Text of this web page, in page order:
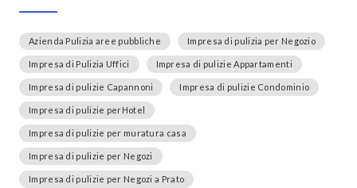
Azienda Pulizia aree pubbliche Impresa di pulizia per Negozio
Impresa di Pulizia Uffici Impresa di pulizie Appartamenti
Impresa di pulizie Capannoni Impresa di pulizie Condominio
Impresa di pulizie perHotel
Impresa di pulizie per muratura casa
Impresa di pulizie per Negozi
Impresa di pulizie per Negozi a Prato